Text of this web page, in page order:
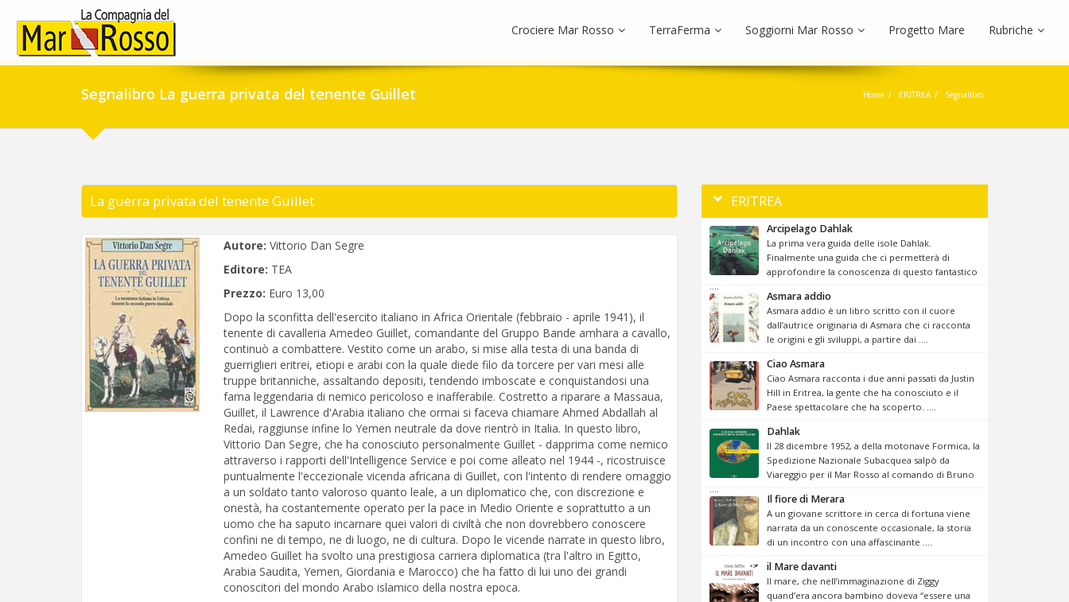
Crociere Mar Rosso TerraFerma Soggiorni Mar Rosso Progetto Mare Rubriche
Segnalibro La guerra privata del tenente Guillet Home ERITREA Segnalibro
La guerra privata del tenente Guillet
Autore: Vittorio Dan Segre
Editore: TEA
Prezzo: Euro 13,00
Dopo la sconfitta dell'esercito italiano in Africa Orientale (febbraio - aprile 1941), il
tenente di cavalleria Amedeo Guillet, comandante del Gruppo Bande amhara a cavallo,
continuò a combattere. Vestito come un arabo, si mise alla testa di una banda di
guerriglieri eritrei, etiopi e arabi con la quale diede filo da torcere per vari mesi alle
truppe britanniche, assaltando depositi, tendendo imboscate e conquistandosi una
fama leggendaria di nemico pericoloso e inafferabile. Costretto a riparare a Massaua,
Guillet, il Lawrence d'Arabia italiano che ormai si faceva chiamare Ahmed Abdallah al
Redai, raggiunse infine lo Yemen neutrale da dove rientrò in Italia. In questo libro,
Vittorio Dan Segre, che ha conosciuto personalmente Guillet - dapprima come nemico
attraverso i rapporti dell'Intelligence Service e poi come alleato nel 1944 -, ricostruisce
puntualmente l'eccezionale vicenda africana di Guillet, con l'intento di rendere omaggio
a un soldato tanto valoroso quanto leale, a un diplomatico che, con discrezione e
onestà, ha costantemente operato per la pace in Medio Oriente e soprattutto a un
uomo che ha saputo incarnare quei valori di civiltà che non dovrebbero conoscere
confini ne di tempo, ne di luogo, ne di cultura. Dopo le vicende narrate in questo libro,
Amedeo Guillet ha svolto una prestigiosa carriera diplomatica (tra l'altro in Egitto,
Arabia Saudita, Yemen, Giordania e Marocco) che ha fatto di lui uno dei grandi
conoscitori del mondo Arabo islamico della nostra epoca.
ERITREA
Arcipelago Dahlak
La prima vera guida delle isole Dahlak.
Finalmente una guida che ci permetterà di
approfondire la conoscenza di questo fantastico
....
Asmara addio
Asmara addio è un libro scritto con il cuore
dall’autrice originaria di Asmara che ci racconta
le origini e gli sviluppi, a partire dai ....
Ciao Asmara
Ciao Asmara racconta i due anni passati da Justin
Hill in Eritrea, la gente che ha conosciuto e il
Paese spettacolare che ha scoperto. ....
Dahlak
Il 28 dicembre 1952, a della motonave Formica, la
Spedizione Nazionale Subacquea salpò da
Viareggio per il Mar Rosso al comando di Bruno
....
Il fiore di Merara
A un giovane scrittore in cerca di fortuna viene
narrata da un conoscente occasionale, la storia
di un incontro con una affascinante ....
il Mare davanti
Il mare, che nell’immaginazione di Ziggy
quand’era ancora bambino doveva “essere una